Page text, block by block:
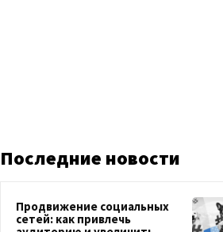
Последние новости
Продвижение социальных
сетей: как привлечь